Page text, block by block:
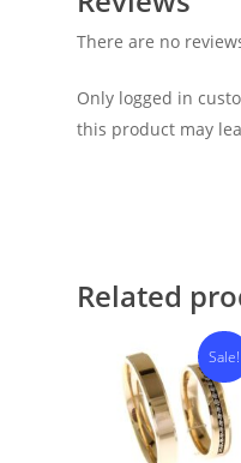
There are no
Only logged in
this product may
Related
Sale!